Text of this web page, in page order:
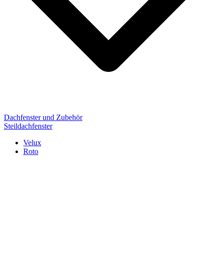
Dachfenster und Zubehör
Steildachfenster
Velux
Roto